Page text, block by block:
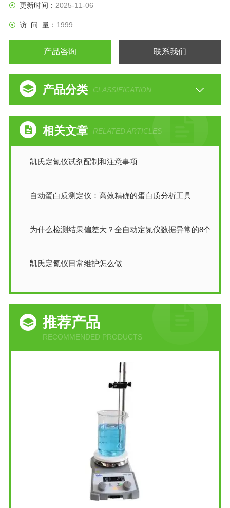
更新时间： 2025-11-06
访 问 量： 1999
产品咨询 联系我们
产品分类 CLASSIFICATION
相关文章 RELATED ARTICLES
凯氏定氮仪试剂配制和注意事项
自动蛋白质测定仪：高效精确的蛋白质分析工具
凯氏定氮仪日常维护怎么做
推荐产品
RECOMMENDED PRODUCTS